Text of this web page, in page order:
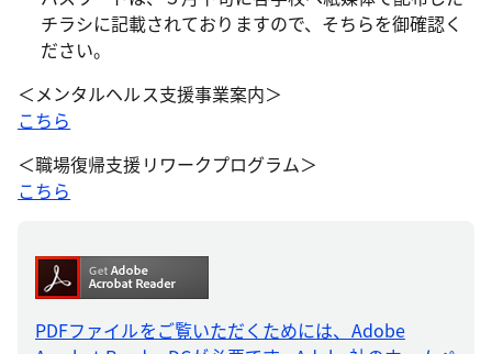
チラシに記載されておりますので、そちらを御確認く
ださい。
＜メンタルヘルス支援事業案内＞
こちら
＜職場復帰支援リワークプログラム＞
こちら
PDFファイルをご覧いただくためには、Adobe